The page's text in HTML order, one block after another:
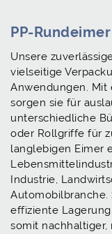
PP-Rundeimer
Unsere
vielseitige
Anwendungen. Mit
sorgen sie für
unterschiedliche
oder Rollgriffe für
langlebigen Eimer
Industrie,
Automobilbranche.
effiziente
somit nachhaltiger,